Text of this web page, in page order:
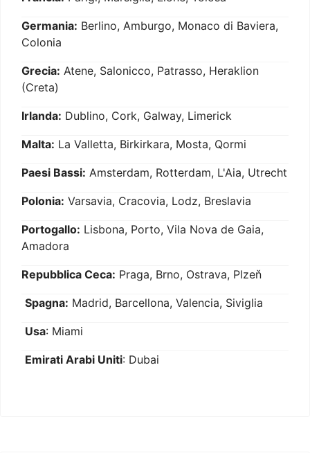
Germania: Berlino, Amburgo, Monaco di Baviera,
Colonia
Grecia: Atene, Salonicco, Patrasso, Heraklion
(Creta)
Irlanda: Dublino, Cork, Galway, Limerick
Malta: La Valletta, Birkirkara, Mosta, Qormi
Paesi Bassi: Amsterdam, Rotterdam, L'Aia, Utrecht
Polonia: Varsavia, Cracovia, Lodz, Breslavia
Portogallo: Lisbona, Porto, Vila Nova de Gaia,
Amadora
Repubblica Ceca: Praga, Brno, Ostrava, Plzeň
Spagna: Madrid, Barcellona, Valencia, Siviglia
Usa: Miami
Emirati Arabi Uniti: Dubai